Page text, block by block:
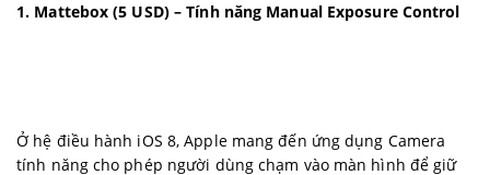
1. Mattebox (5 USD) – Tính năng Manual Exposure Control
Ở hệ điều hành iOS 8, Apple mang đến ứng dụng Camera
tính năng cho phép người dùng chạm vào màn hình để giữ